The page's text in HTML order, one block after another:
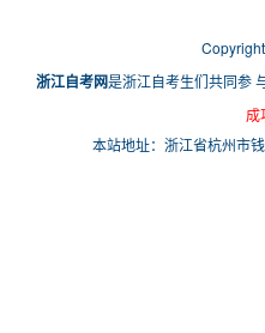
浙江自考网是浙江自考生们共同参
成
本站地址：浙江省杭州市